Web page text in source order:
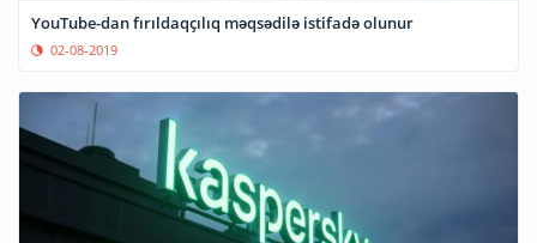
YouTube-dan fırıldaqçılıq məqsədilə istifadə olunur
02-08-2019